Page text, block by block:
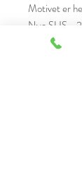
Motivet er
Nye SUS -